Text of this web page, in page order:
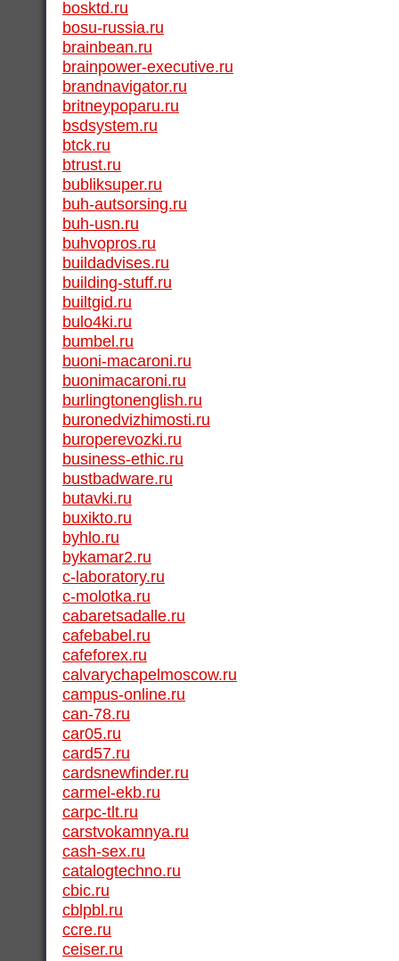
bosktd.ru
bosu-russia.ru
brainbean.ru
brainpower-executive.ru
brandnavigator.ru
britneypoparu.ru
bsdsystem.ru
btck.ru
btrust.ru
bubliksuper.ru
buh-autsorsing.ru
buh-usn.ru
buhvopros.ru
buildadvises.ru
building-stuff.ru
builtgid.ru
bulo4ki.ru
bumbel.ru
buoni-macaroni.ru
buonimacaroni.ru
burlingtonenglish.ru
buronedvizhimosti.ru
buroperevozki.ru
business-ethic.ru
bustbadware.ru
butavki.ru
buxikto.ru
byhlo.ru
bykamar2.ru
c-laboratory.ru
c-molotka.ru
cabaretsadalle.ru
cafebabel.ru
cafeforex.ru
calvarychapelmoscow.ru
campus-online.ru
can-78.ru
car05.ru
card57.ru
cardsnewfinder.ru
carmel-ekb.ru
carpc-tlt.ru
carstvokamnya.ru
cash-sex.ru
catalogtechno.ru
cbic.ru
cblpbl.ru
ccre.ru
ceiser.ru